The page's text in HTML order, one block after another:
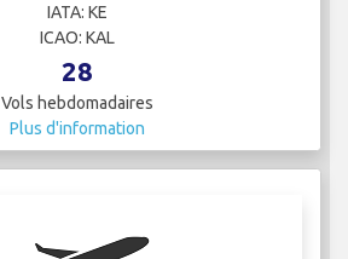
IATA: KE
ICAO: KAL
28
Vols hebdomadaires
Plus d'information